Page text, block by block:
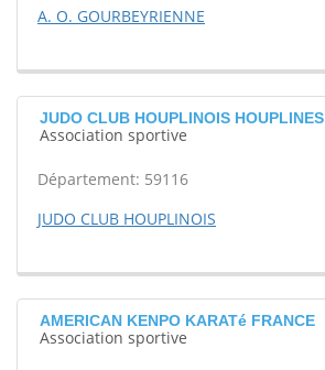
A. O. GOURBEYRIENNE
JUDO CLUB HOUPLINOIS HOUPLINES
Association sportive
Département: 59116
JUDO CLUB HOUPLINOIS
AMERICAN KENPO KARATé FRANCE
Association sportive